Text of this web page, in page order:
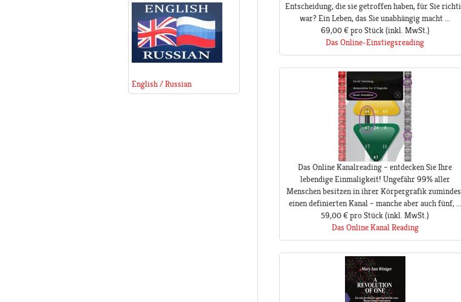
Entscheidung, die sie getroffen haben, für Sie
war? Ein Leben, das Sie unabhängig macht ...
69,00 €pro Stück(inkl. MwSt.)
Das Online-Einstiegsreading
Das Online Kanalreading – entdecken Sie Ihre
lebendige Einmaligkeit! Ungefähr 99% aller
Menschen besitzen in ihrer Körpergrafik
einen definierten Kanal – manche aber auch fünf, ...
59,00 €pro Stück(inkl. MwSt.)
Das Online Kanal Reading
English / Russian